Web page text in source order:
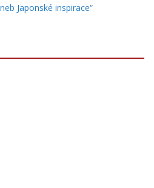
Japonské inspirace“